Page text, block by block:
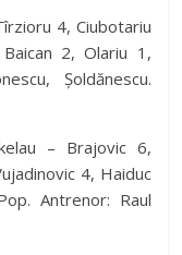
4, Ciubotariu
2, Olariu 1,
Șoldănescu.
– Brajovic 6,
4, Haiduc
Antrenor: Raul